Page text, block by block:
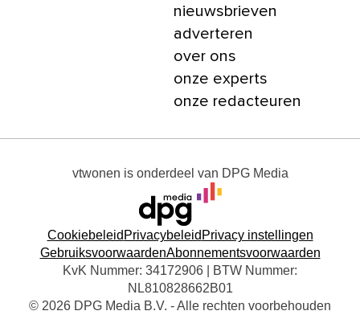
nieuwsbrieven
adverteren
over ons
onze experts
onze redacteuren
vtwonen is onderdeel van DPG Media
Cookiebeleid Privacybeleid Privacy instellingen
GebruiksvoorwaardenAbonnementsvoorwaarden
KvK Nummer: 34172906 | BTW Nummer:
NL810828662B01
© 2026 DPG Media B.V. - Alle rechten voorbehouden